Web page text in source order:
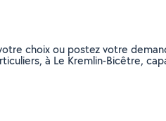
choix ou postez votre
à Le Kremlin-Bicêtre,